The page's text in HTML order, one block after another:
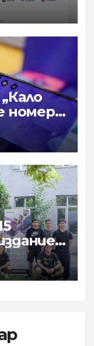
номер 1
Play и
си